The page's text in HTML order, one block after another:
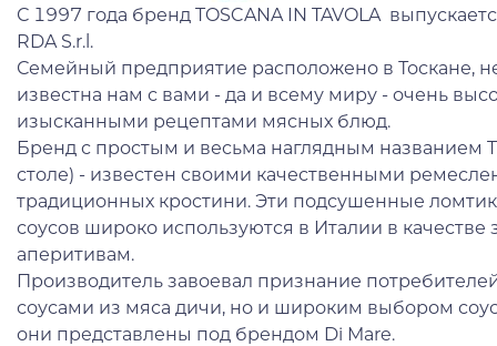
С 1997 года бренд TOSCANA IN TAVOLA
RDA S.r.l.
Семейный предприятие расположено в Тоскане,
известна нам с вами - да и всему миру - очень
изысканными рецептами мясных блюд.
Бренд с простым и весьма наглядным названием
столе) - известен своими качественными
традиционных кростини. Эти подсушенные
соусов широко используются в Италии в качестве
аперитивам.
Производитель завоевал признание
соусами из мяса дичи, но и широким выбором
они представлены под брендом Di Mare.